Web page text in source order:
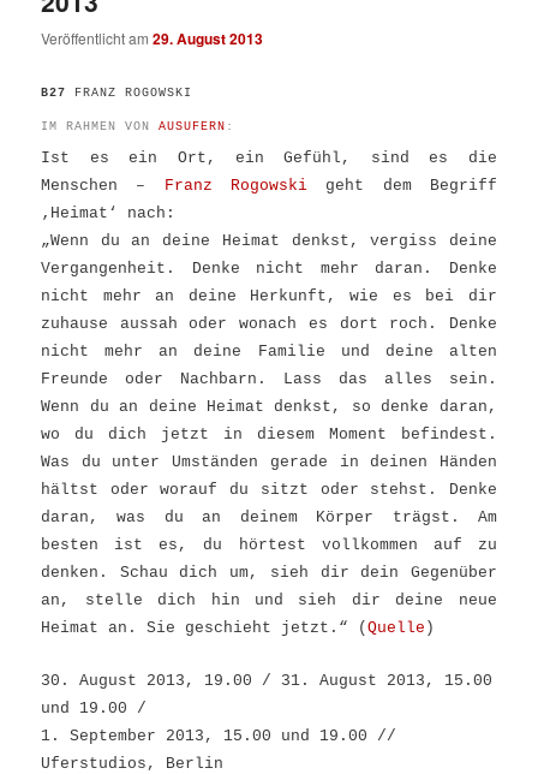
Veröffentlicht am29. August 2013
B27 FRANZ ROGOWSKI
IM RAHMEN VONAUSUFERN :
Ist es ein Ort, ein Gefühl, sind es die
Menschen – Franz Rogowski geht dem Begriff
‚Heimat‘ nach:
„Wenn du an deine Heimat denkst, vergiss deine
Vergangenheit. Denke nicht mehr daran. Denke
nicht mehr an deine Herkunft, wie es bei dir
zuhause aussah oder wonach es dort roch. Denke
nicht mehr an deine Familie und deine alten
Freunde oder Nachbarn. Lass das alles sein.
Wenn du an deine Heimat denkst, so denke daran,
wo du dich jetzt in diesem Moment befindest.
Was du unter Umständen gerade in deinen Händen
hältst oder worauf du sitzt oder stehst. Denke
daran, was du an deinem Körper trägst. Am
besten ist es, du hörtest vollkommen auf zu
denken. Schau dich um, sieh dir dein Gegenüber
an, stelle dich hin und sieh dir deine neue
Heimat an. Sie geschieht jetzt.“ (Quelle )
30. August 2013, 19.00 / 31. August 2013, 15.00
und 19.00 /
1. September 2013, 15.00 und 19.00 //
Uferstudios, Berlin